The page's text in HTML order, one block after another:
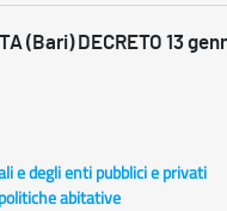
(Bari) DECRETO 13
e degli enti pubblici e privati
abitative